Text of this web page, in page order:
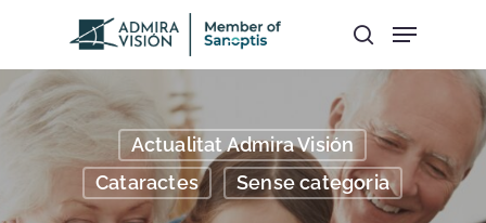
Hit enter to search or ESC to close
Actualitat Admira Visión
Cataractes
Sense categoria